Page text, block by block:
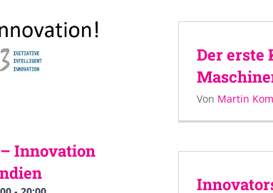
Innovation
Der
Von Martin